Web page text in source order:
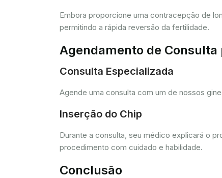
Embora proporcione uma contracepção de
permitindo a rápida reversão da fertilidade.
Agendamento de
Consulta Especializada
Agende uma consulta com um de nossos
Inserção do Chip
Durante a consulta, seu médico explicará o
procedimento com cuidado e habilidade.
Conclusão